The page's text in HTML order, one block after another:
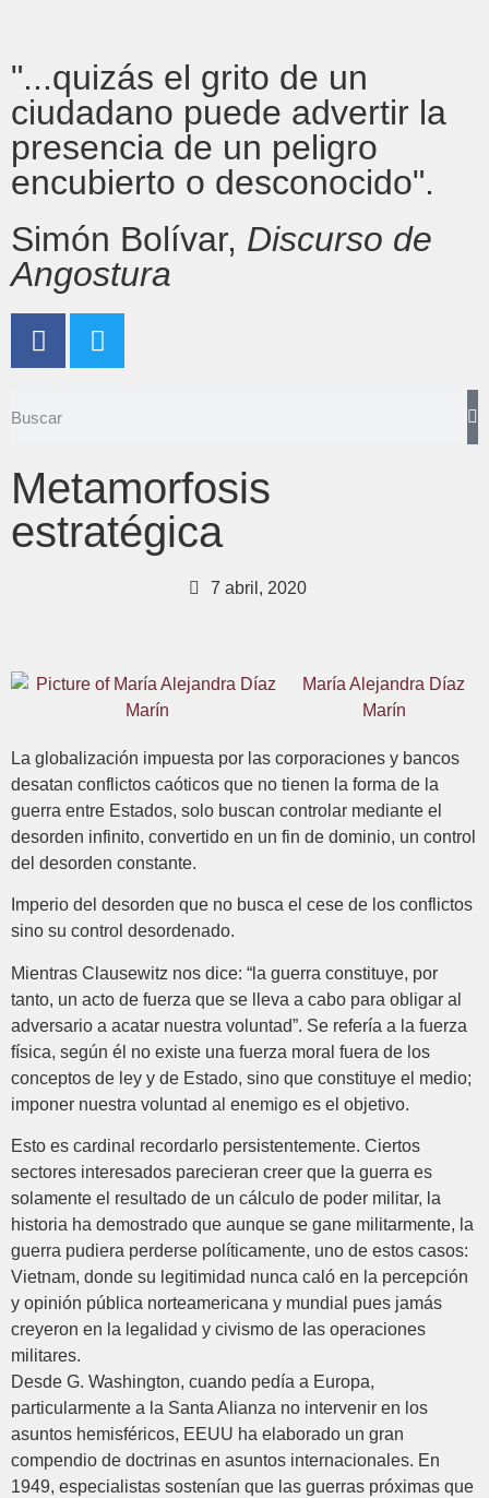
"...quizás el grito de un
ciudadano puede advertir la
presencia de un peligro
encubierto o desconocido".
Simón Bolívar, Discurso de
Angostura
Metamorfosis
estratégica
7 abril, 2020
María Alejandra Díaz
Marín
La globalización impuesta por las corporaciones y bancos
desatan conflictos caóticos que no tienen la forma de la
guerra entre Estados, solo buscan controlar mediante el
desorden infinito, convertido en un fin de dominio, un control
del desorden constante.
Imperio del desorden que no busca el cese de los conflictos
sino su control desordenado.
Mientras Clausewitz nos dice: “la guerra constituye, por
tanto, un acto de fuerza que se lleva a cabo para obligar al
adversario a acatar nuestra voluntad”. Se refería a la fuerza
física, según él no existe una fuerza moral fuera de los
conceptos de ley y de Estado, sino que constituye el medio;
imponer nuestra voluntad al enemigo es el objetivo.
Esto es cardinal recordarlo persistentemente. Ciertos
sectores interesados parecieran creer que la guerra es
solamente el resultado de un cálculo de poder militar, la
historia ha demostrado que aunque se gane militarmente, la
guerra pudiera perderse políticamente, uno de estos casos:
Vietnam, donde su legitimidad nunca caló en la percepción
y opinión pública norteamericana y mundial pues jamás
creyeron en la legalidad y civismo de las operaciones
militares.
Desde G. Washington, cuando pedía a Europa,
particularmente a la Santa Alianza no intervenir en los
asuntos hemisféricos, EEUU ha elaborado un gran
compendio de doctrinas en asuntos internacionales. En
1949, especialistas sostenían que las guerras próximas que